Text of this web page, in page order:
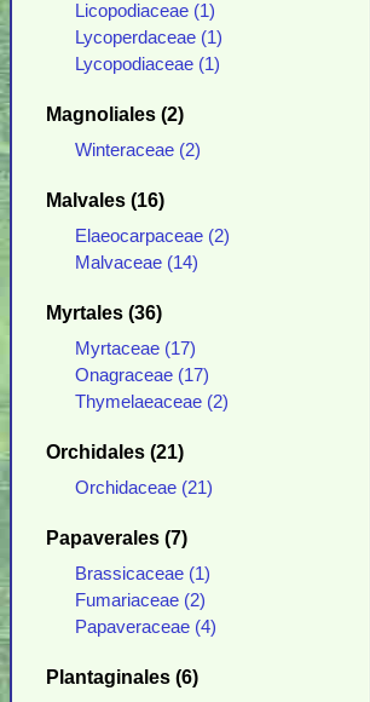
Licopodiaceae (1)
Lycoperdaceae (1)
Lycopodiaceae (1)
Magnoliales (2)
Winteraceae (2)
Malvales (16)
Elaeocarpaceae (2)
Malvaceae (14)
Myrtales (36)
Myrtaceae (17)
Onagraceae (17)
Thymelaeaceae (2)
Orchidales (21)
Orchidaceae (21)
Papaverales (7)
Brassicaceae (1)
Fumariaceae (2)
Papaveraceae (4)
Plantaginales (6)